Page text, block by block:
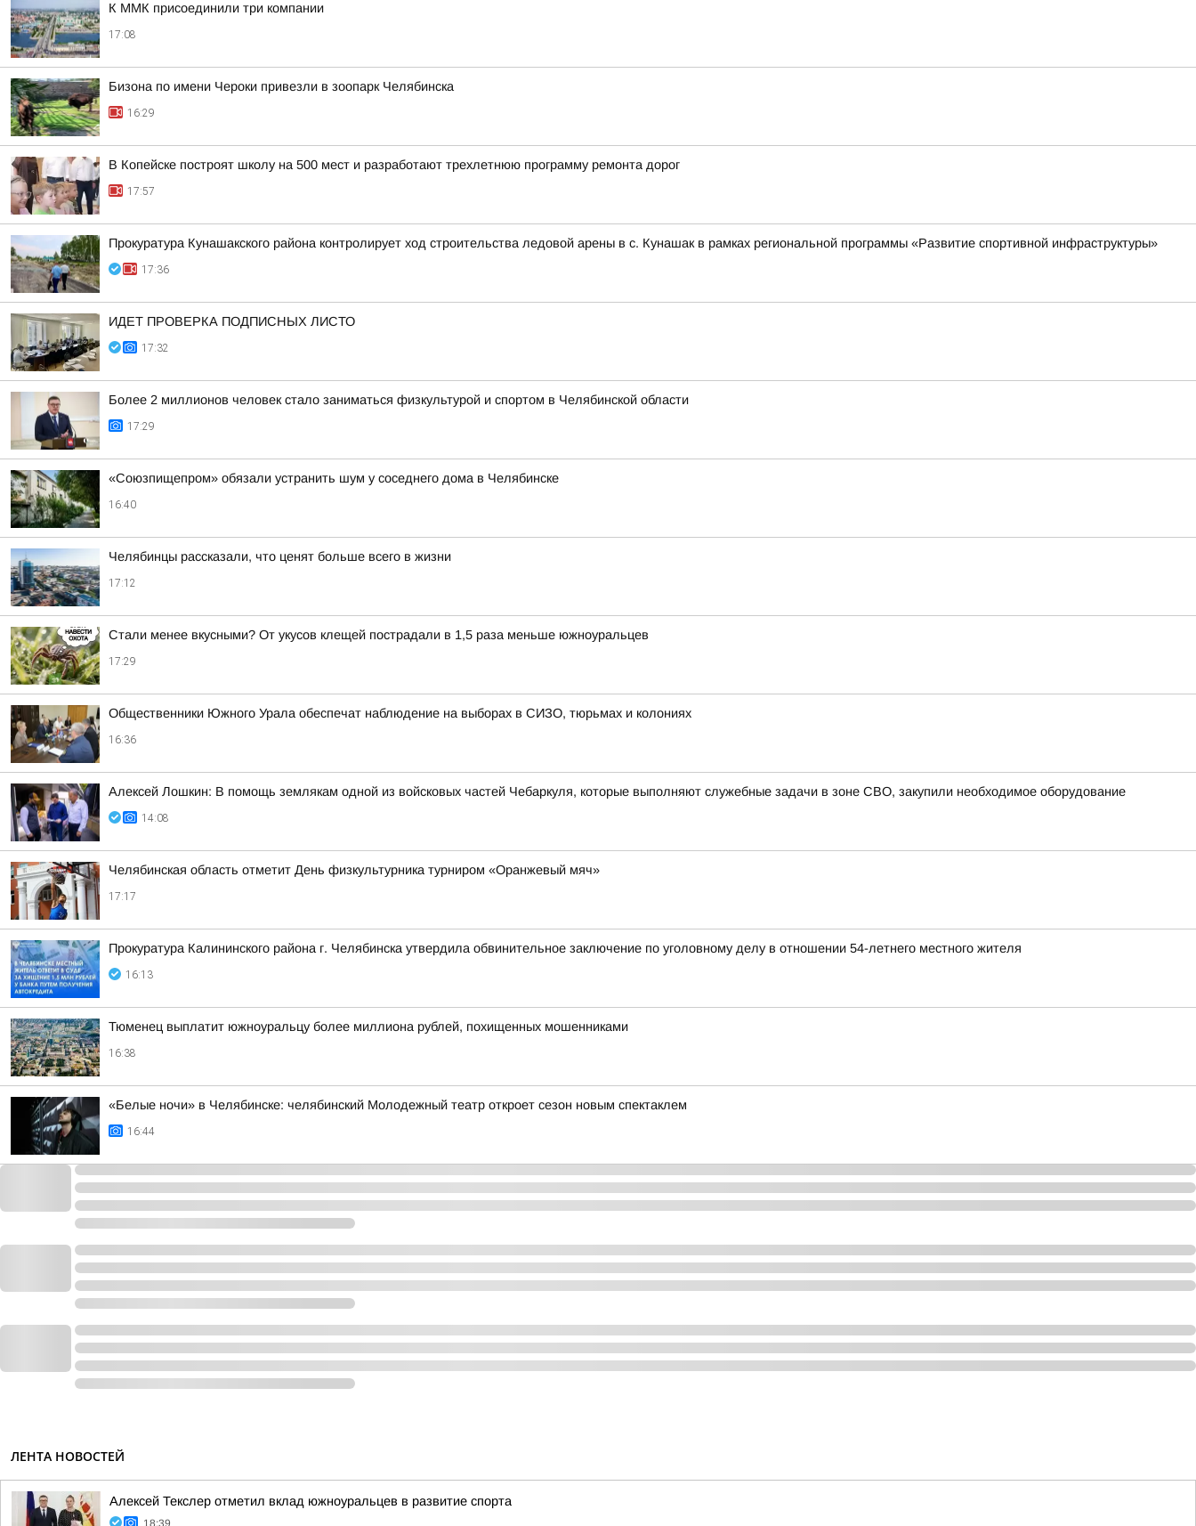
К ММК присоединили три компании
17:08
Бизона по имени Чероки привезли в зоопарк Челябинска
16:29
В Копейске построят школу на 500 мест и разработают трехлетнюю программу ремонта дорог
17:57
Прокуратура Кунашакского района контролирует ход строительства ледовой арены в с. Кунашак в рамках региональной программы «Развитие спортивной инфраструктуры»
17:36
ИДЕТ ПРОВЕРКА ПОДПИСНЫХ ЛИСТО
17:32
Более 2 миллионов человек стало заниматься физкультурой и спортом в Челябинской области
17:29
«Союзпищепром» обязали устранить шум у соседнего дома в Челябинске
16:40
Челябинцы рассказали, что ценят больше всего в жизни
17:12
Стали менее вкусными? От укусов клещей пострадали в 1,5 раза меньше южноуральцев
17:29
Общественники Южного Урала обеспечат наблюдение на выборах в СИЗО, тюрьмах и колониях
16:36
Алексей Лошкин: В помощь землякам одной из войсковых частей Чебаркуля, которые выполняют служебные задачи в зоне СВО, закупили необходимое оборудование
14:08
Челябинская область отметит День физкультурника турниром «Оранжевый мяч»
17:17
Прокуратура Калининского района г. Челябинска утвердила обвинительное заключение по уголовному делу в отношении 54-летнего местного жителя
16:13
Тюменец выплатит южноуральцу более миллиона рублей, похищенных мошенниками
16:38
«Белые ночи» в Челябинске: челябинский Молодежный театр откроет сезон новым спектаклем
16:44
ЛЕНТА НОВОСТЕЙ
Алексей Текслер отметил вклад южноуральцев в развитие спорта
18:39